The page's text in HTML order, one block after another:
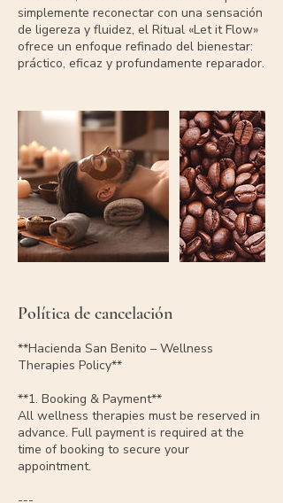
simplemente reconectar con una sensación
de ligereza y fluidez, el Ritual «Let it Flow»
ofrece un enfoque refinado del bienestar:
práctico, eficaz y profundamente reparador.
Política de cancelación
**Hacienda San Benito – Wellness
Therapies Policy**
**1. Booking & Payment**
All wellness therapies must be reserved in
advance. Full payment is required at the
time of booking to secure your
appointment.